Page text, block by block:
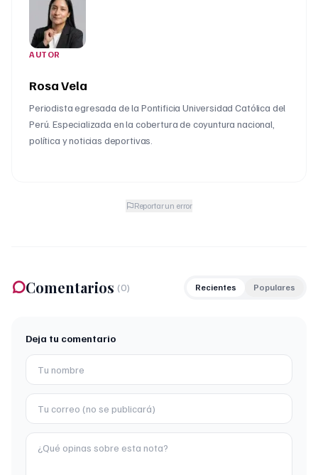
AUTOR
Rosa Vela
Periodista egresada de la Pontificia Universidad Católica del
Perú. Especializada en la cobertura de coyuntura nacional,
política y noticias deportivas.
Reportar un error
Comentarios (0) Recientes Populares
Deja tu comentario